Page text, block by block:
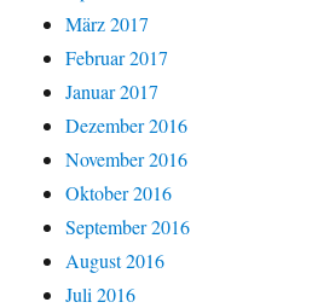
März 2017
Februar 2017
Januar 2017
Dezember 2016
November 2016
Oktober 2016
September 2016
August 2016
Juli 2016